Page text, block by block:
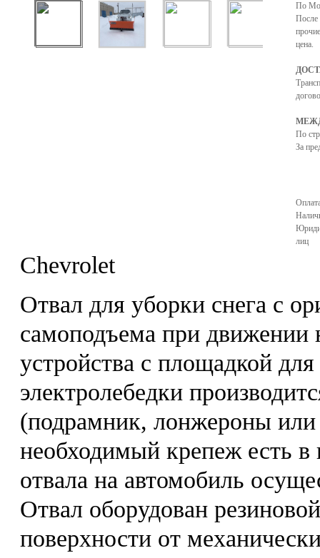
По
После
цена.
По
За
лиц
Chevrolet
Отвал для уборки снега с
самоподъема при движении
устройства c площадкой
электролебедки
(подрамник, лонжероны или
необходимый крепеж есть в
отвала на автомобиль
Отвал оборудован
поверхности от